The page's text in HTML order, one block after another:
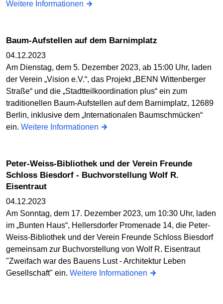
Weitere Informationen
Baum-Aufstellen auf dem Barnimplatz
04.12.2023
Am Dienstag, dem 5. Dezember 2023, ab 15:00 Uhr, laden
der Verein „Vision e.V.“, das Projekt „BENN Wittenberger
Straße“ und die „Stadtteilkoordination plus“ ein zum
traditionellen Baum-Aufstellen auf dem Barnimplatz, 12689
Berlin, inklusive dem „Internationalen Baumschmücken“
ein. Weitere Informationen
Peter-Weiss-Bibliothek und der Verein Freunde
Schloss Biesdorf - Buchvorstellung Wolf R.
Eisentraut
04.12.2023
Am Sonntag, dem 17. Dezember 2023, um 10:30 Uhr, laden
im „Bunten Haus“, Hellersdorfer Promenade 14, die Peter-
Weiss-Bibliothek und der Verein Freunde Schloss Biesdorf
gemeinsam zur Buchvorstellung von Wolf R. Eisentraut
"Zweifach war des Bauens Lust - Architektur Leben
Gesellschaft" ein. Weitere Informationen